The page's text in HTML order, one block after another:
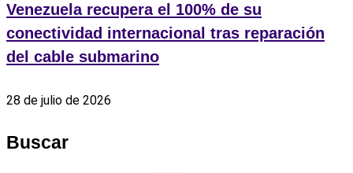
Venezuela recupera el 100% de su
conectividad internacional tras reparación
del cable submarino
28 de julio de 2026
Buscar